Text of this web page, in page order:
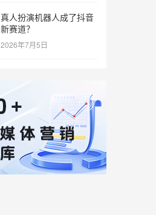
真人扮演机器人成了抖音
新赛道？
2026年7月5日